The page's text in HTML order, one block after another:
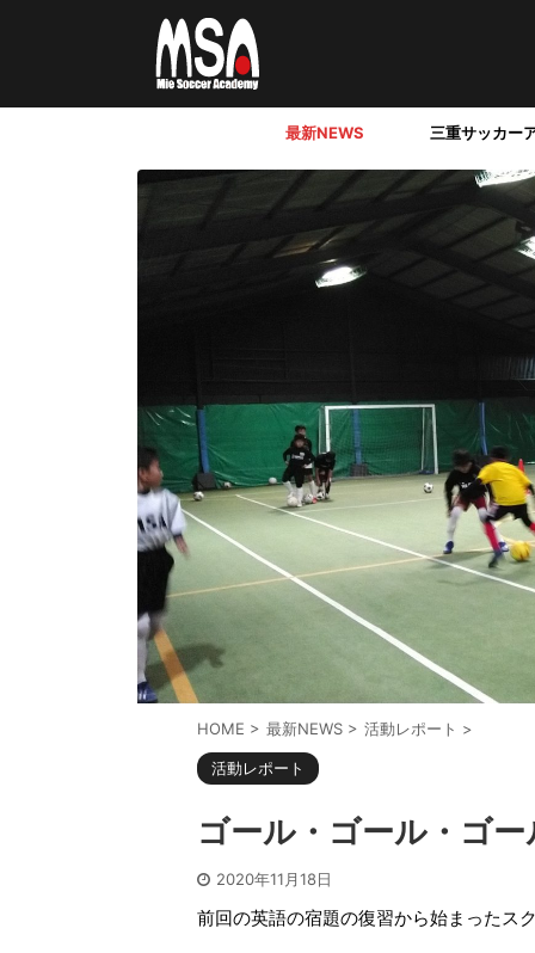
最新NEWS 三重サッカー
HOME > 最新NEWS > 活動レポート >
活動レポート
ゴール・ゴール・ゴー
2020年11月18日
前回の英語の宿題の復習から始まったス